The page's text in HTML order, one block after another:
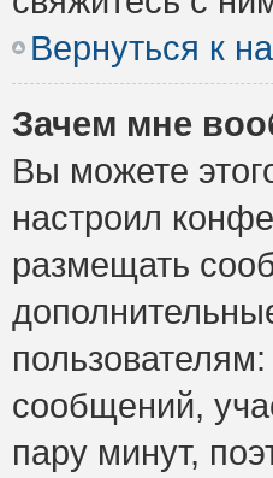
Вернуться к
Зачем мне
Вы можете
настроил
размещать
сообщений,
пару минут,